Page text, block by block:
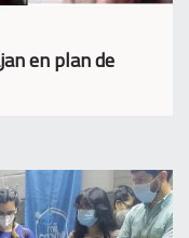
en plan de